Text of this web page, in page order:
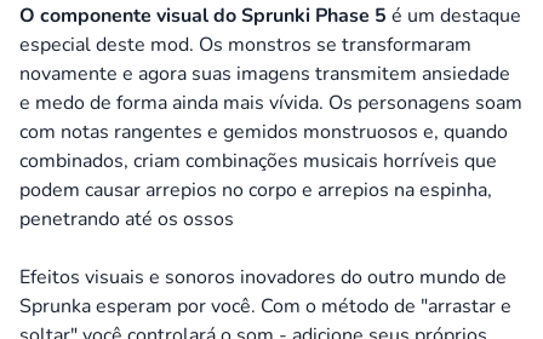
O componente visual do Sprunki Phase 5 é um destaque
especial deste mod. Os monstros se transformaram
novamente e agora suas imagens transmitem ansiedade
e medo de forma ainda mais vívida. Os personagens soam
com notas rangentes e gemidos monstruosos e, quando
combinados, criam combinações musicais horríveis que
podem causar arrepios no corpo e arrepios na espinha,
penetrando até os ossos
Efeitos visuais e sonoros inovadores do outro mundo de
Sprunka esperam por você. Com o método de "arrastar e